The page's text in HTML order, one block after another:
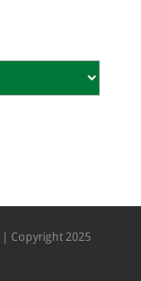
| Copyright 2025